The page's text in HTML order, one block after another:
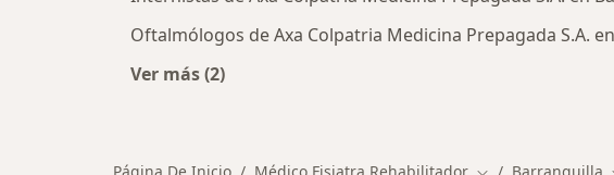
Oftalmólogos de Axa Colpatria Medicina Prepagada S.A.
Ver más (2)